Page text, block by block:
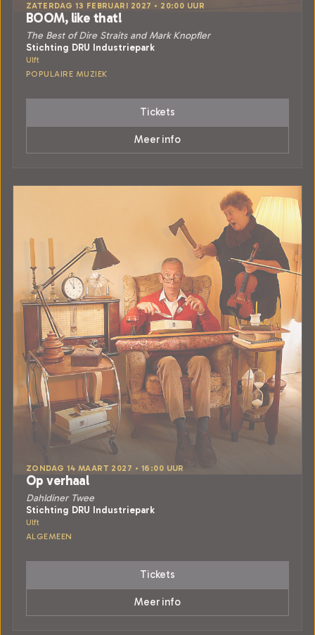
ZATERDAG 13 FEBRUARI 2027 • 20:00 UUR
BOOM, like that!
The Best of Dire Straits and Mark Knopfler
Stichting DRU Industriepark
Ulft
POPULAIRE MUZIEK
Tickets
Meer info
ZONDAG 14 MAART 2027 • 16:00 UUR
Op verhaal
Dahldiner Twee
Stichting DRU Industriepark
Ulft
ALGEMEEN
Tickets
Meer info